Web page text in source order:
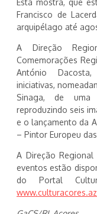
Esta mostra, que
Francisco de
arquipélago até
A Direção
Comemorações
António
iniciativas,
Sinaga, de
reproduzindo seis
e o lançamento da
– Pintor Europeu
A Direção
eventos estão
do Portal